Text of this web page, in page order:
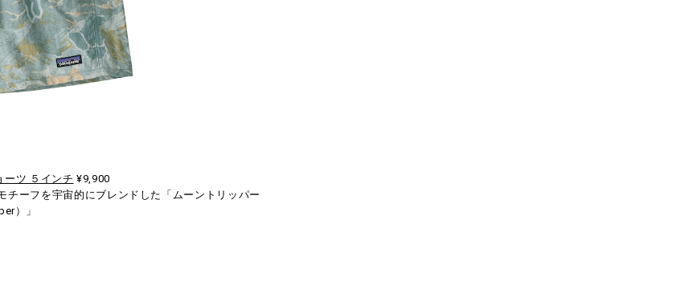
ーツ ５インチ ¥9,900
ーフを宇宙的にブレンドした「ムーントリッパー
）」